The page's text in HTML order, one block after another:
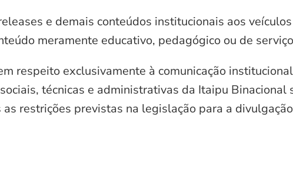
e demais conteúdos institucionais aos
meramente educativo, pedagógico ou de
respeito exclusivamente à comunicação
técnicas e administrativas da Itaipu Binacional
restrições previstas na legislação para a